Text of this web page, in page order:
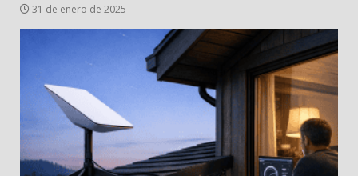
31 de enero de 2025